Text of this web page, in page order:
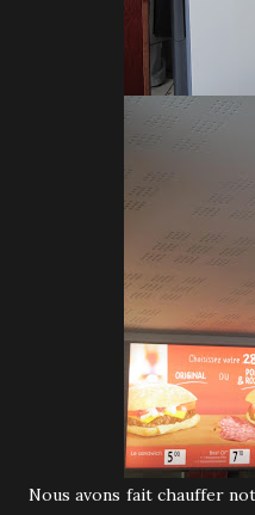
Nous avons fait chauffer